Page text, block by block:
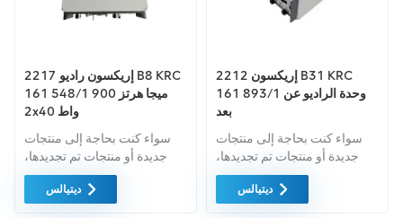
إريكسون راديو 2217 B8 KRC
161 548/1 900 ميجا هرتز
2x40 واط
سواء كنت بحاجة إلى منتجات
جديدة أو منتجات تم تجديدها،
فإن الضمان الشامل هو المعيار.
فنحن نشتري فقط معدات
ديتيالس
إريكسون 2212 B31 KRC
161 893/1 وحدة الراديو عن
بعد
سواء كنت بحاجة إلى منتجات
جديدة أو منتجات تم تجديدها،
فإن الضمان الشامل هو المعيار
القياسي. نحن نشتري فقط
ديتيالس